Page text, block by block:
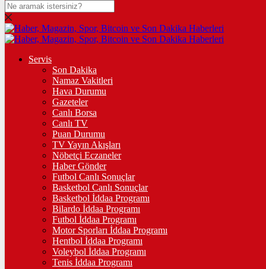
DOLAR
47,6083$% 0.05
% 0.14
STERLİN
% 0.17
GRAM ALTIN
%0,43
ÇEYREK ALTIN
10.613,00%0,45
TAM ALTIN
42.271,00%0,46
Servis
Son Dakika
Namaz Vakitleri
Hava Durumu
Gazeteler
Canlı Borsa
Canlı TV
Puan Durumu
TV Yayın Akışları
Nöbetçi Eczaneler
Haber Gönder
Futbol Canlı Sonuçlar
Basketbol Canlı Sonuçlar
Basketbol İddaa Programı
Bilardo İddaa Programı
Futbol İddaa Programı
Motor Sporları İddaa Programı
Hentbol İddaa Programı
Voleybol İddaa Programı
Tenis İddaa Programı